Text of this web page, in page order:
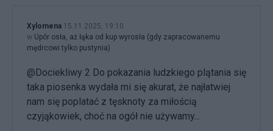
Xylomena 15.11.2025, 19:10
w Upór osła, aż łąka od kup wyrosła (gdy zapracowanemu
mędrcowi tylko pustynia)
@Dociekliwy 2 Do pokazania ludzkiego plątania się
taka piosenka wydała mi się akurat, że najłatwiej
nam się poplatać z tęsknoty za miłością
czyjąkowiek, choć na ogół nie używamy...